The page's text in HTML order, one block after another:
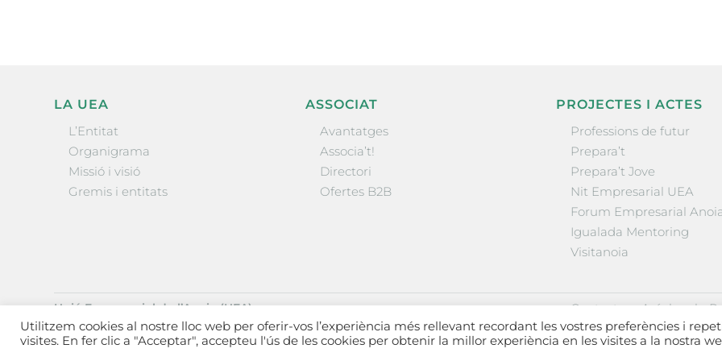
LA UEA
L’Entitat
Organigrama
Missió i visió
Gremis i entitats
ASSOCIAT
Avantatges
Associa’t!
Directori
Ofertes B2B
PROJECTES I ACTES
Professions de futur
Prepara’t
Prepara’t Jove
Nit Empresarial UEA
Forum Empresarial
Igualada Mentoring
Visitanoia
Unió Empresarial de l’Anoia (UEA)
Ctra. de Manresa, 131, 08700 – Igualada(Barcelona)
Tel 93 805 22 92
Contactar·Avís legal·
Utilitzem cookies al nostre lloc web per oferir-vos l’experiència més rellevant recordant les vostres preferències i
visites. En fer clic a "Acceptar", accepteu l'ús de les cookies per obtenir la millor experiència en les visites a la nostra